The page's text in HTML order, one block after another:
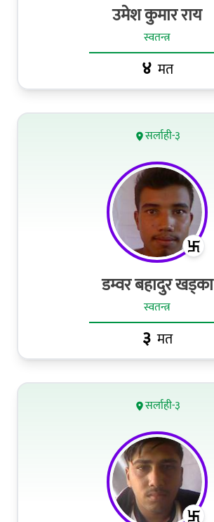
उमेश कुमार राय
स्वतन्त्र
४ मत
सर्लाही-३
डम्वर बहादुर खड्का
स्वतन्त्र
३ मत
सर्लाही-३